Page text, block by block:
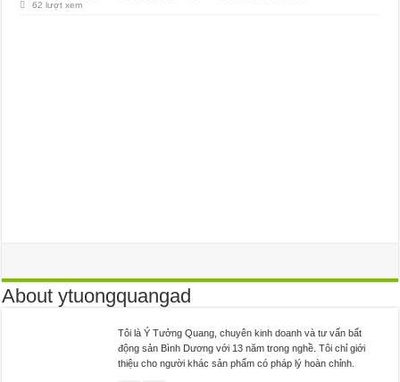
62 lượt xem
About ytuongquangad
Tôi là Ý Tưởng Quang, chuyên kinh doanh và tư vấn bất
động sản Bình Dương với 13 năm trong nghề. Tôi chỉ giới
thiệu cho người khác sản phẩm có pháp lý hoàn chỉnh.